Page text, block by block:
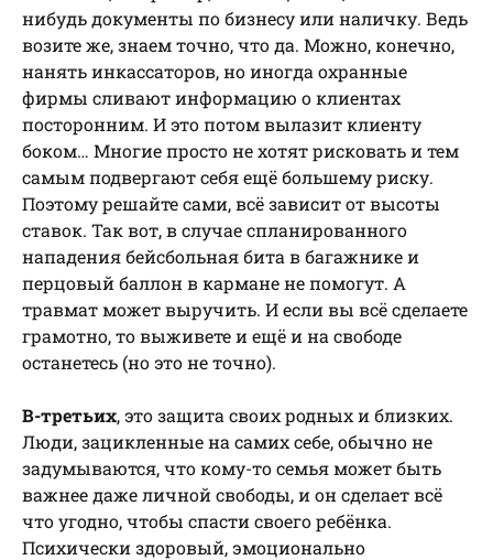
нибудь документы по бизнесу или наличку. Ведь
возите же, знаем точно, что да. Можно, конечно,
нанять инкассаторов, но иногда охранные
фирмы сливают информацию о клиентах
посторонним. И это потом вылазит клиенту
боком… Многие просто не хотят рисковать и тем
самым подвергают себя ещё большему риску.
Поэтому решайте сами, всё зависит от высоты
ставок. Так вот, в случае спланированного
нападения бейсбольная бита в багажнике и
перцовый баллон в кармане не помогут. А
травмат может выручить. И если вы всё сделаете
грамотно, то выживете и ещё и на свободе
останетесь (но это не точно).
В-третьих, это защита своих родных и близких.
Люди, зацикленные на самих себе, обычно не
задумываются, что кому-то семья может быть
важнее даже личной свободы, и он сделает всё
что угодно, чтобы спасти своего ребёнка.
Психически здоровый, эмоционально